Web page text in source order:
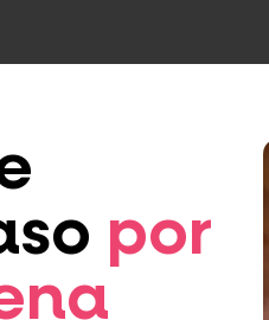
por